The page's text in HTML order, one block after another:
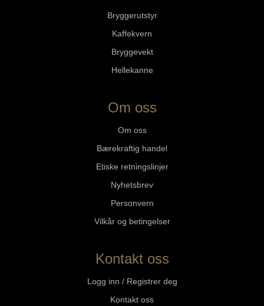
Bryggerutstyr
Kaffekvern
Bryggevekt
Hellekanne
Om oss
Om oss
Bærekraftig handel
Etiske retningslinjer
Nyhetsbrev
Personvern
Vilkår og betingelser
Kontakt oss
Logg inn / Registrer deg
Kontakt oss